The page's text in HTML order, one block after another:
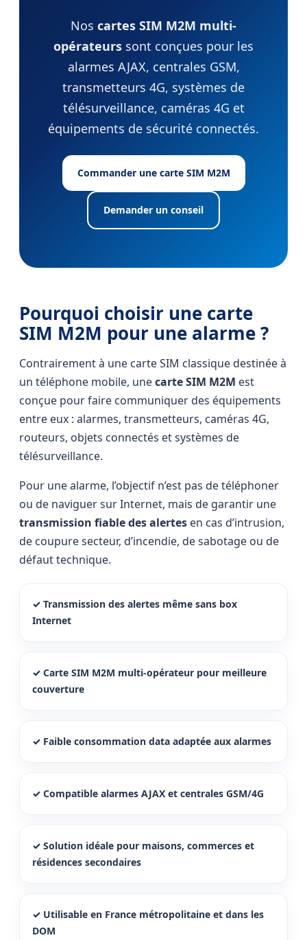
Nos cartes SIM M2M multi-
opérateurs sont conçues pour les
alarmes AJAX, centrales GSM,
transmetteurs 4G, systèmes de
télésurveillance, caméras 4G et
équipements de sécurité connectés.
Commander une carte SIM M2M
Demander un conseil
Pourquoi choisir une carte
SIM M2M pour une alarme ?
Contrairement à une carte SIM classique destinée à
un téléphone mobile, unecarte SIM M2M est
conçue pour faire communiquer des équipements
entre eux : alarmes, transmetteurs, caméras 4G,
routeurs, objets connectés et systèmes de
télésurveillance.
Pour une alarme, l’objectif n’est pas de téléphoner
ou de naviguer sur Internet, mais de garantir une
transmission fiable des alertes en cas d’intrusion,
de coupure secteur, d’incendie, de sabotage ou de
défaut technique.
✓ Transmission des alertes même sans box
Internet
✓ Carte SIM M2M multi-opérateur pour meilleure
couverture
✓ Faible consommation data adaptée aux alarmes
✓ Compatible alarmes AJAX et centrales GSM/4G
✓ Solution idéale pour maisons, commerces et
résidences secondaires
✓ Utilisable en France métropolitaine et dans les
DOM